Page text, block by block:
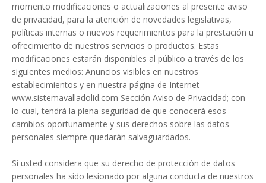
momento modificaciones o actualizaciones al presente aviso
de privacidad, para la atención de novedades legislativas,
políticas internas o nuevos requerimientos para la prestación u
ofrecimiento de nuestros servicios o productos. Estas
modificaciones estarán disponibles al público a través de los
siguientes medios: Anuncios visibles en nuestros
establecimientos y en nuestra página de Internet
www.sistemavalladolid.com Sección Aviso de Privacidad; con
lo cual, tendrá la plena seguridad de que conocerá esos
cambios oportunamente y sus derechos sobre las datos
personales siempre quedarán salvaguardados.
Si usted considera que su derecho de protección de datos
personales ha sido lesionado por alguna conducta de nuestros